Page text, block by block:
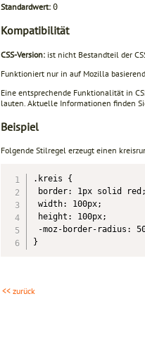
Standardwert: 0
Kompatibilität
CSS-Version: ist nicht Bestandteil der
Funktioniert nur in auf Mozilla
Eine entsprechende Funktionalität in
lauten. Aktuelle Informationen finden
Beispiel
Folgende Stilregel erzeugt einen
.kreis {
border: 1px solid
width: 100px;
height: 100px;
-moz-border-radius:
}
<< zurück